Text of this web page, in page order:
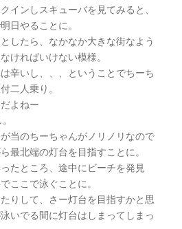
インしスキューバを見てみると、
日やることに。
したら、なかなか大きな街なよう
ければいけない模様。
辛いし、、、ということでちーち
二人乗り。
よねー
当のちーちゃんがノリノリなので
最北端の灯台を目指すことに。
たところ、途中にビーチを発見
ここで泳ぐことに。
りして、さー灯台を目指すかと思
いでる間に灯台はしまってしまっ